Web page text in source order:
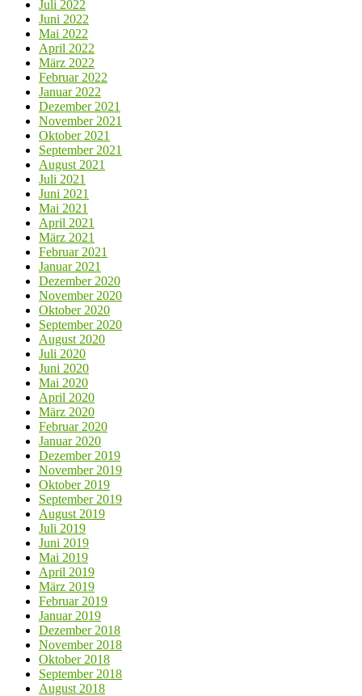
Juli 2022
Juni 2022
Mai 2022
April 2022
März 2022
Februar 2022
Januar 2022
Dezember 2021
November 2021
Oktober 2021
September 2021
August 2021
Juli 2021
Juni 2021
Mai 2021
April 2021
März 2021
Februar 2021
Januar 2021
Dezember 2020
November 2020
Oktober 2020
September 2020
August 2020
Juli 2020
Juni 2020
Mai 2020
April 2020
März 2020
Februar 2020
Januar 2020
Dezember 2019
November 2019
Oktober 2019
September 2019
August 2019
Juli 2019
Juni 2019
Mai 2019
April 2019
März 2019
Februar 2019
Januar 2019
Dezember 2018
November 2018
Oktober 2018
September 2018
August 2018